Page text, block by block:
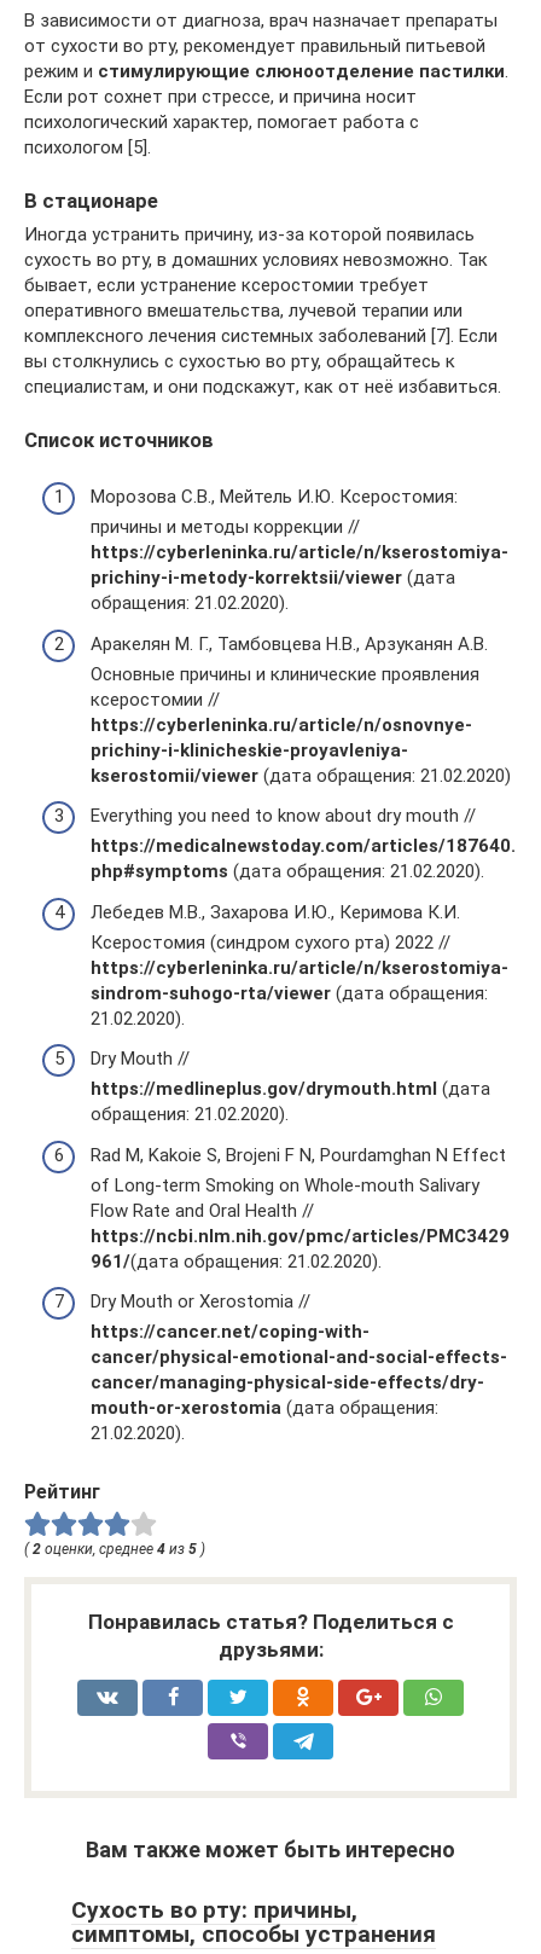
В зависимости от диагноза, врач назначает препараты
от сухости во рту, рекомендует правильный питьевой
режим и стимулирующие слюноотделение пастилки
Если рот сохнет при стрессе, и причина носит
психологический характер, помогает работа с
психологом [5].
В стационаре
Иногда устранить причину, из-за которой появилась
сухость во рту, в домашних условиях невозможно. Так
бывает, если устранение ксеростомии требует
оперативного вмешательства, лучевой терапии или
комплексного лечения системных заболеваний [7]. Если
вы столкнулись с сухостью во рту, обращайтесь к
специалистам, и они подскажут, как от неё избавиться.
Список источников
Морозова С.В., Мейтель И.Ю. Ксеростомия:
причины и методы коррекции //
https://cyberleninka.ru/article/n/kserostomiya-
prichiny-i-metody-korrektsii/viewer (дата
обращения: 21.02.2020).
Аракелян М. Г., Тамбовцева Н.В., Арзуканян А.В.
Основные причины и клинические проявления
ксеростомии //
https://cyberleninka.ru/article/n/osnovnye-
prichiny-i-klinicheskie-proyavleniya-
kserostomii/viewer (дата обращения: 21.02.2020)
Everything you need to know about dry mouth //
https://medicalnewstoday.com/articles/187640.
php#symptoms (дата обращения: 21.02.2020).
Лебедев М.В., Захарова И.Ю., Керимова К.И.
Ксеростомия (синдром сухого рта) 2022 //
https://cyberleninka.ru/article/n/kserostomiya-
sindrom-suhogo-rta/viewer (дата обращения:
21.02.2020).
Dry Mouth //
https://medlineplus.gov/drymouth.html (дата
обращения: 21.02.2020).
Rad М, Kakoie S, Brojeni F N, Pourdamghan N Effect
of Long-term Smoking on Whole-mouth Salivary
Flow Rate and Oral Health //
https://ncbi.nlm.nih.gov/pmc/articles/PMC3429
961/(дата обращения: 21.02.2020).
Dry Mouth or Xerostomia //
https://cancer.net/coping-with-
cancer/physical-emotional-and-social-effects-
cancer/managing-physical-side-effects/dry-
mouth-or-xerostomia (дата обращения:
21.02.2020).
Рейтинг
( 2 оценки, среднее 4 из 5 )
Понравилась статья? Поделиться с
друзьями:
Вам также может быть интересно
Сухость во рту: причины,
симптомы, способы устранения